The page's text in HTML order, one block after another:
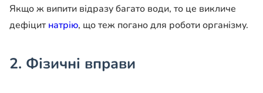
Якщо ж випити відразу багато води, то це викличе
дефіцитнатрію, що теж погано для роботи організму.
2. Фізичні вправи